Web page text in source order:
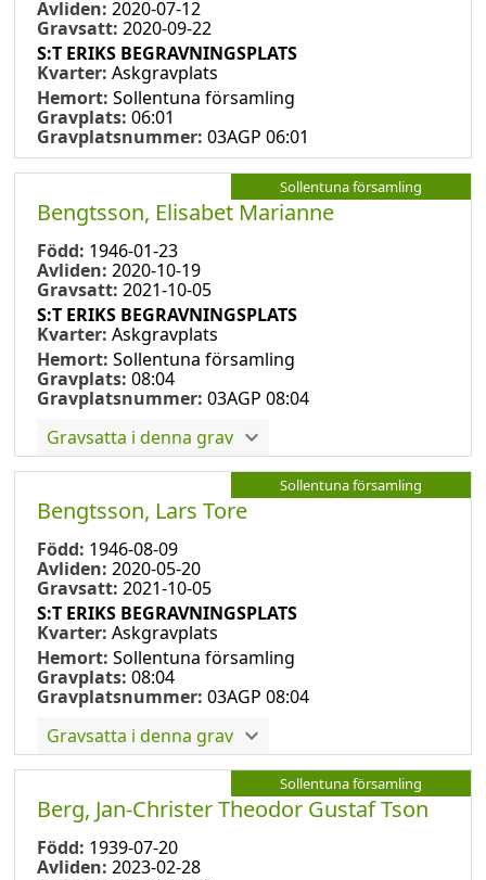
Avliden: 2020-07-12
Gravsatt: 2020-09-22
S:T ERIKS BEGRAVNINGSPLATS
Kvarter: Askgravplats
Hemort: Sollentuna församling
Gravplats: 06:01
Gravplatsnummer: 03AGP 06:01
Sollentuna församling
Bengtsson, Elisabet Marianne
Född: 1946-01-23
Avliden: 2020-10-19
Gravsatt: 2021-10-05
S:T ERIKS BEGRAVNINGSPLATS
Kvarter: Askgravplats
Hemort: Sollentuna församling
Gravplats: 08:04
Gravplatsnummer: 03AGP 08:04
Gravsatta i denna grav
Sollentuna församling
Bengtsson, Lars Tore
Född: 1946-08-09
Avliden: 2020-05-20
Gravsatt: 2021-10-05
S:T ERIKS BEGRAVNINGSPLATS
Kvarter: Askgravplats
Hemort: Sollentuna församling
Gravplats: 08:04
Gravplatsnummer: 03AGP 08:04
Gravsatta i denna grav
Sollentuna församling
Berg, Jan-Christer Theodor Gustaf Tson
Född: 1939-07-20
Avliden: 2023-02-28